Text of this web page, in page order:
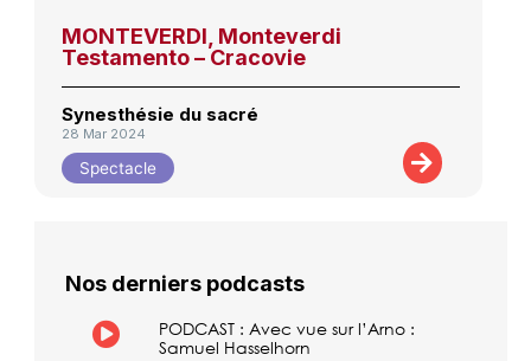
MONTEVERDI, Monteverdi
Testamento – Cracovie
Synesthésie du sacré
28 Mar 2024
Spectacle
Nos derniers podcasts
PODCAST : Avec vue sur l’Arno :
Samuel Hasselhorn